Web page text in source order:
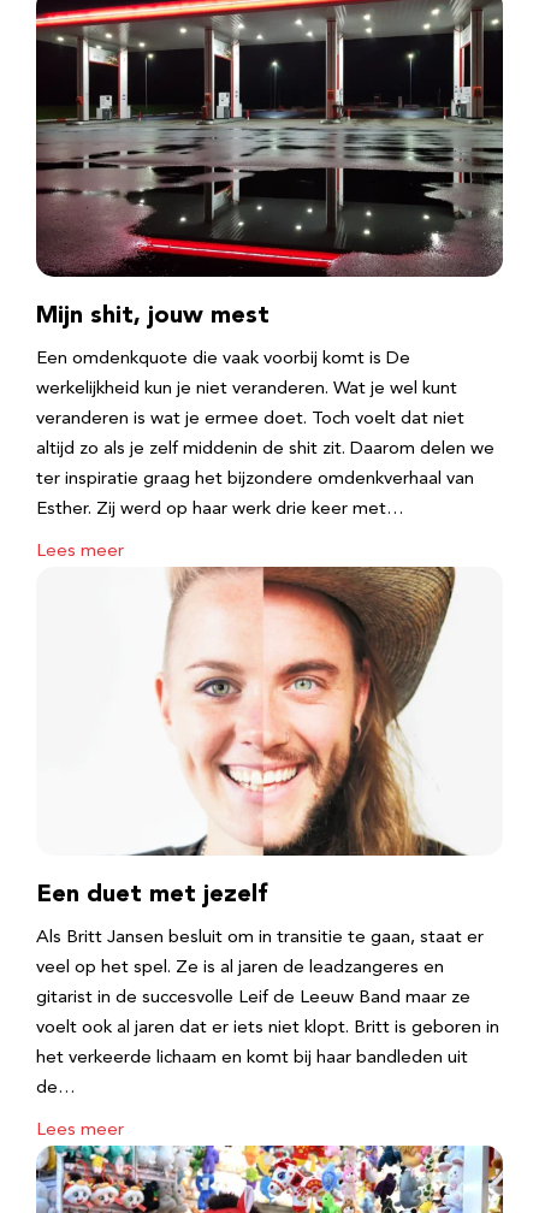
Mijn shit, jouw mest
Een omdenkquote die vaak voorbij komt is De
werkelijkheid kun je niet veranderen. Wat je wel kunt
veranderen is wat je ermee doet. Toch voelt dat niet
altijd zo als je zelf middenin de shit zit. Daarom delen we
ter inspiratie graag het bijzondere omdenkverhaal van
Esther. Zij werd op haar werk drie keer met…
Lees meer
Een duet met jezelf
Als Britt Jansen besluit om in transitie te gaan, staat er
veel op het spel. Ze is al jaren de leadzangeres en
gitarist in de succesvolle Leif de Leeuw Band maar ze
voelt ook al jaren dat er iets niet klopt. Britt is geboren in
het verkeerde lichaam en komt bij haar bandleden uit
de…
Lees meer